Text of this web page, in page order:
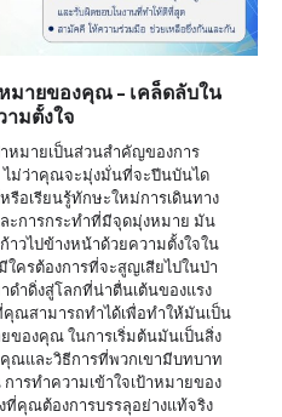
มายของคุณ – เคล็ดลับใน
ามตั้งใจ
หมายเป็นส่วนสำคัญของการ
ม่ว่าคุณจะมุ่งมั่นที่จะปีนบันได
อเรียนรู้ทักษะใหม่การเดินทาง
ะการกระทำที่มีจุดมุ่งหมาย มัน
าวไปข้างหน้าด้วยความตั้งใจใน
ครต้องการที่จะสูญเสียไปในป่า
ำดิ่งสู่โลกที่น่าตื่นเต้นของแรง
ณสามารถทำได้เพื่อทำให้มันเป็น
ของคุณ ในการเริ่มต้นมันเป็นสิ่ง
ณและวิธีการที่พวกเขามีบทบาท
รทำความเข้าใจเป้าหมายของ
คุณต้องการบรรลุอย่างแท้จริง